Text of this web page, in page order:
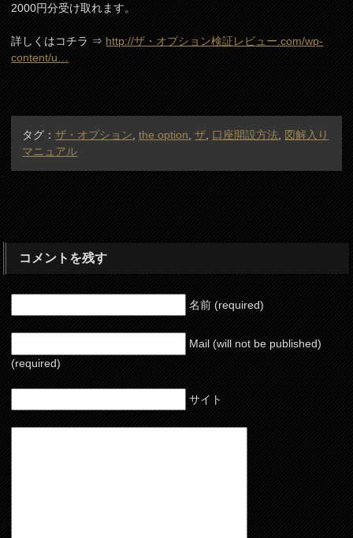
2000円分受け取れます。
詳しくはコチラ ⇒http://ザ・オプション検証レビュー.com/wp-
content/u…
タグ：ザ・オプション ,the option ,ザ 口座開設方法
図解入り
マニュアル
コメントを残す
名前 (required)
Mail (will not be published)
(required)
サイト